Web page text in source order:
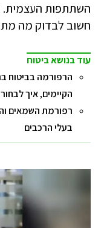
השתתפות העצמית.
חשוב לבדוק מה
עוד בנושא ביטוח
הרפורמה בביטוח
הקיימים, איך
רפורמת השמאים
בעלי הרכבים